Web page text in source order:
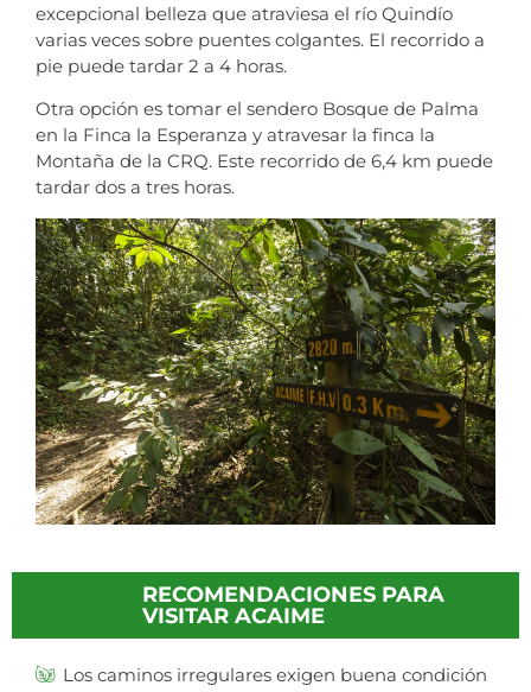
excepcional belleza que atraviesa el río Quindío
varias veces sobre puentes colgantes. El recorrido a
pie puede tardar 2 a 4 horas.
Otra opción es tomar el sendero Bosque de Palma
en la Finca la Esperanza y atravesar la finca la
Montaña de la CRQ. Este recorrido de 6,4 km puede
tardar dos a tres horas.
RECOMENDACIONES PARA
VISITAR ACAIME
Los caminos irregulares exigen buena condición